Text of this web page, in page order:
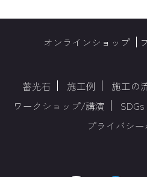
オンラインショップ
蓄光石 施工例 施工の
ワークショップ/講演
SDGs
プライバシ